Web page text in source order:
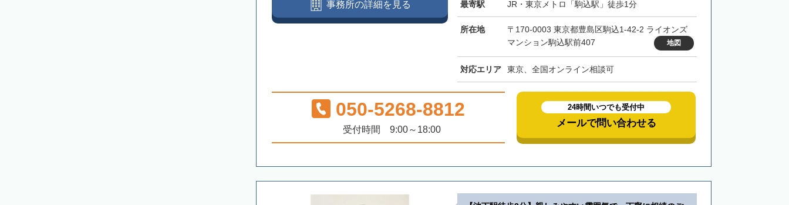
最寄駅 JR・東京メトロ「駒込駅」徒歩1分
所在地
〒170-0003 東京都豊島区駒込1-42-2 ライオンズ
マンション駒込駅前407
地図
対応エリア 東京、全国オンライン相談可
事務所の詳細を見る
050-5268-8812
受付時間 9:00～18:00
24時間いつでも受付中
メールで問い合わせる